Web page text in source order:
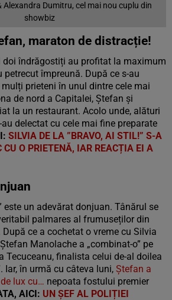
Alexandra Dumitru, cel mai nou cuplu din
showbiz
maraton de distracție!
doi îndrăgostiți au profitat la maximum
petrecut împreună. După ce s-au
prieteni în unul dintre cele mai
de nord a Capitalei, Ștefan și
la un restaurant. Acolo unde, alături
delectat cu cele mai fine preparate
SILVIA DE LA ”BRAVO, AI STIL!” S-A
O PRIETENĂ, IAR REACȚIA EI A
este un adevărat donjuan. Tânărul se
palmares al frumuseților din
ce a cochetat o vreme cu Silvia
Manolache a „combinat-o” pe
Tecuceanu, finalista celui de-al doilea
Iar, în urmă cu câteva luni, Ștefan a
lux cu… nepoata fostului premier
AICI: UN ȘEF AL POLIȚIEI